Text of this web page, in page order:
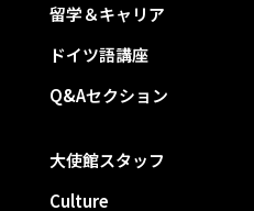
留学＆キャリア
ドイツ語講座
Q&Aセクション
大使館スタッフ
Culture